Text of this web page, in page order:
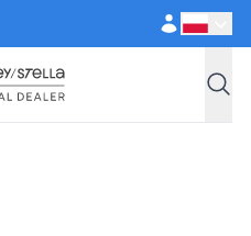
Stanley/Stella